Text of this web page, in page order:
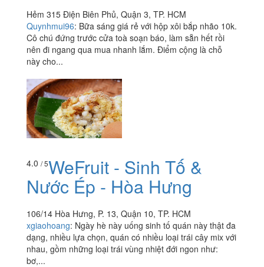
Hẻm 315 Điện Biên Phủ, Quận 3, TP. HCM
Quynhmui96: Bữa sáng giá rẻ với hộp xôi bắp nhão 10k.
Cô chú đứng trước cửa toà soạn báo, làm sẵn hết rồi
nên đi ngang qua mua nhanh lắm. Điểm cộng là chỗ
này cho...
4.0 / 5WeFruit - Sinh Tố &
Nước Ép - Hòa Hưng
106/14 Hòa Hưng, P. 13, Quận 10, TP. HCM
xgiaohoang: Ngày hè này uống sinh tố quán này thật đa
dạng, nhiều lựa chọn, quán có nhiều loại trái cây mix với
nhau, gồm những loại trái vùng nhiệt đới ngon như:
bơ,...